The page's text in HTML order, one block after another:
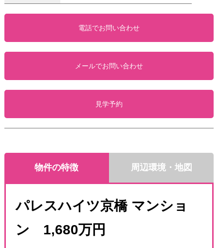
電話でお問い合わせ
メールでお問い合わせ
見学予約
物件の特徴 周辺環境・地図
パレスハイツ京橋 マンショ
ン 1,680万円